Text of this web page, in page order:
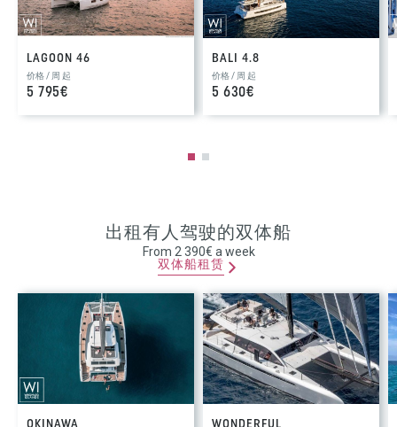
LAGOON 46
价格 / 周 起
5 795€
BALI 4.8
价格 / 周 起
5 630€
出租有人驾驶的双体船
From 2 390€ a week
双体船租赁